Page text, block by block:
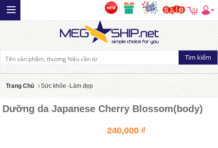
0
Trang Chủ Sức khỏe -Làm đẹp
Dưỡng da Japanese Cherry Blossom(body)
240,000 ₫